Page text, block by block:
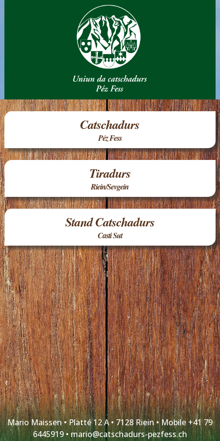
Catschadurs
Péz Fess
Tiradurs
Riein/Sevgein
Stand Catschadurs
Casti Sut
Mario Maissen • Platté 12 A • 7128 Riein • Mobile +41 79
6445919 •mario@catschadurs-pezfess.ch